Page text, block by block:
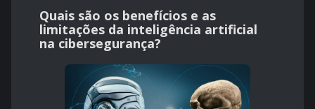
Quais são os benefícios e as
limitações da inteligência artificial
na cibersegurança?